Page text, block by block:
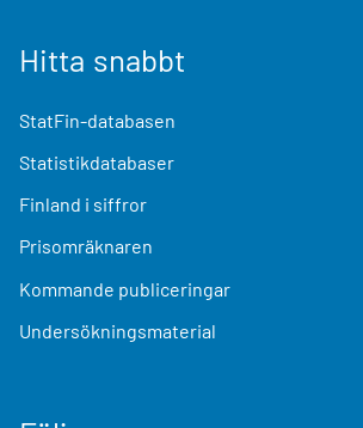
Hitta snabbt
StatFin-databasen
Statistikdatabaser
Finland i siffror
Prisomräknaren
Kommande publiceringar
Undersökningsmaterial